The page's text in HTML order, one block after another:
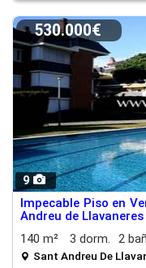
9
530.000€
Impecable Piso en
Andreu de Llavaneres
140 m²
3 dorm. 2
Sant Andreu De